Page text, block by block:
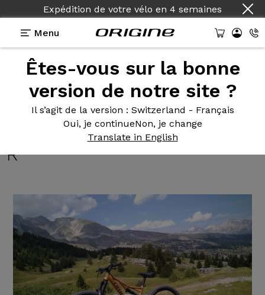
Expédition de votre vélo en 4 semaines
Menu
Êtes-vous sur la bonne
version de notre site ?
Il s’agit de la version : Switzerland - Français
Oui, je continueNon, je change
Translate in English
Témoignages>NAJA 130/120 - Shimano SLX / XT -
NAJA 130/120- Shimano SLX
/ XT - Roues Afterburner Wide
R